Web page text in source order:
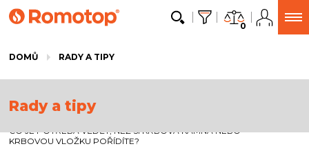
0
DOMŮ RADY A TIPY
Rady a tipy
CO JE POTŘEBA VĚDĚT, NEŽ SI KRBOVÁ KAMNA NEBO
KRBOVOU VLOŽKU POŘÍDÍTE?